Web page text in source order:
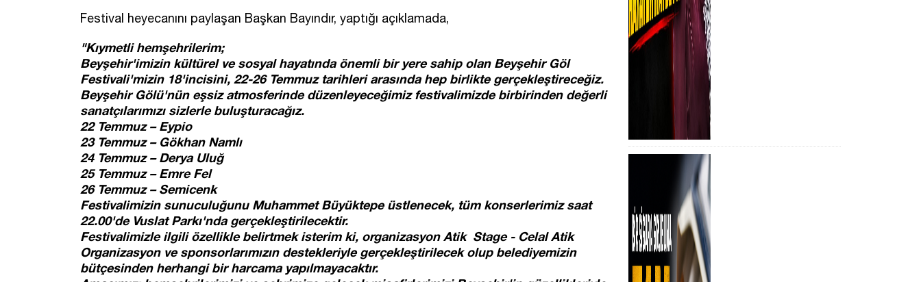
Festival heyecanını paylaşan Başkan Bayındır, yaptığı açıklamada,
"Kıymetli hemşehrilerim;
Beyşehir'imizin kültürel ve sosyal hayatında önemli bir yere sahip olan Beyşehir Göl
Festivali'mizin 18'incisini, 22-26 Temmuz tarihleri arasında hep birlikte gerçekleştireceğiz.
Beyşehir Gölü'nün eşsiz atmosferinde düzenleyeceğimiz festivalimizde birbirinden değerli
sanatçılarımızı sizlerle buluşturacağız.
22 Temmuz – Eypio
23 Temmuz – Gökhan Namlı
24 Temmuz – Derya Uluğ
25 Temmuz – Emre Fel
26 Temmuz – Semicenk
Festivalimizin sunuculuğunu Muhammet Büyüktepe üstlenecek, tüm konserlerimiz saat
22.00'de Vuslat Parkı'nda gerçekleştirilecektir.
Festivalimizle ilgili özellikle belirtmek isterim ki, organizasyon Atik Stage - Celal Atik
Organizasyon ve sponsorlarımızın destekleriyle gerçekleştirilecek olup belediyemizin
bütçesinden herhangi bir harcama yapılmayacaktır.